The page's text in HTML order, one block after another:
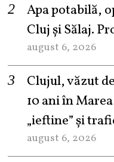
Apa potabilă,
Cluj și Sălaj.
august 6, 2026
Clujul, văzut
10 ani în
„ieftine” și
august 6, 2026